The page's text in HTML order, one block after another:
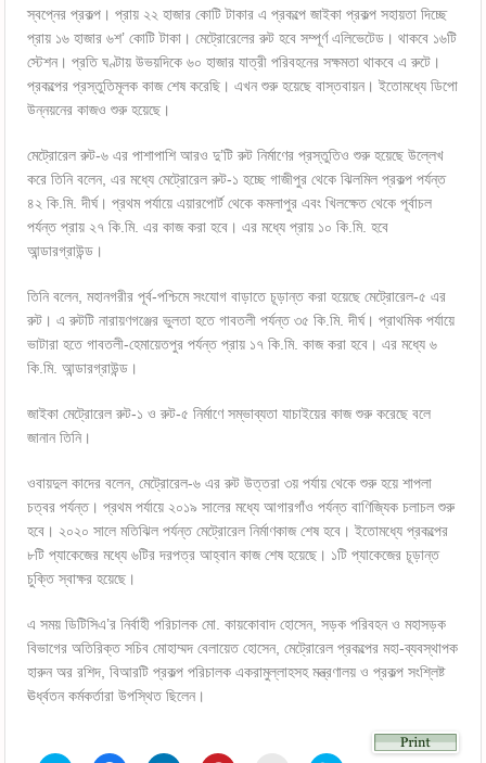
স্বপ্নের প্রকল্প। প্রায় ২২ হাজার কোটি টাকার এ প্রকল্পে জাইকা প্রকল্প সহায়তা দিচ্ছে
প্রায় ১৬ হাজার ৬শ’ কোটি টাকা। মেট্রোরেলের রুট হবে সম্পূর্ণ এলিভেটেড। থাকবে ১৬টি
স্টেশন। প্রতি ঘণ্টায় উভয়দিকে ৬০ হাজার যাত্রী পরিবহনের সক্ষমতা থাকবে এ রুটে।
প্রকল্পের প্রস্তুতিমূলক কাজ শেষ করেছি। এখন শুরু হয়েছে বাস্তবায়ন। ইতোমধ্যে ডিপো
উন্নয়নের কাজও শুরু হয়েছে।
মেট্রোরেল রুট-৬ এর পাশাপাশি আরও দু’টি রুট নির্মাণের প্রস্তুতিও শুরু হয়েছে উল্লেখ
করে তিনি বলেন, এর মধ্যে মেট্রোরেল রুট-১ হচ্ছে গাজীপুর থেকে ঝিলমিল প্রকল্প পর্যন্ত
৪২ কি.মি. দীর্ঘ। প্রথম পর্যায়ে এয়ারপোর্ট থেকে কমলাপুর এবং খিলক্ষেত থেকে পূর্বাচল
পর্যন্ত প্রায় ২৭ কি.মি. এর কাজ করা হবে। এর মধ্যে প্রায় ১০ কি.মি. হবে
আন্ডারগ্রাউন্ড।
তিনি বলেন, মহানগরীর পূর্ব-পশ্চিমে সংযোগ বাড়াতে চূড়ান্ত করা হয়েছে মেট্রোরেল-৫ এর
রুট। এ রুটটি নারায়ণগঞ্জের ভুলতা হতে গাবতলী পর্যন্ত ৩৫ কি.মি. দীর্ঘ। প্রাথমিক পর্যায়ে
ভাটারা হতে গাবতলী-হেমায়েতপুর পর্যন্ত প্রায় ১৭ কি.মি. কাজ করা হবে। এর মধ্যে ৬
কি.মি. আন্ডারগ্রাউন্ড।
জাইকা মেট্রোরেল রুট-১ ও রুট-৫ নির্মাণে সম্ভাব্যতা যাচাইয়ের কাজ শুরু করেছে বলে
জানান তিনি।
ওবায়দুল কাদের বলেন, মেট্রোরেল-৬ এর রুট উত্তরা ৩য় পর্যায় থেকে শুরু হয়ে শাপলা
চত্বর পর্যন্ত। প্রথম পর্যায়ে ২০১৯ সালের মধ্যে আগারগাঁও পর্যন্ত বাণিজ্যিক চলাচল শুরু
হবে। ২০২০ সালে মতিঝিল পর্যন্ত মেট্রোরেল নির্মাণকাজ শেষ হবে। ইতোমধ্যে প্রকল্পের
৮টি প্যাকেজের মধ্যে ৬টির দরপত্র আহ্বান কাজ শেষ হয়েছে। ১টি প্যাকেজের চূড়ান্ত
চুক্তি স্বাক্ষর হয়েছে।
এ সময় ডিটিসিএ’র নির্বাহী পরিচালক মো. কায়কোবাদ হোসেন, সড়ক পরিবহন ও মহাসড়ক
বিভাগের অতিরিক্ত সচিব মোহাম্মদ বেলায়েত হোসেন, মেট্রোরেল প্রকল্পের মহা-ব্যবস্থাপক
হারুন অর রশিদ, বিআরটি প্রকল্প পরিচালক একরামুল্লাহসহ মন্ত্রণালয় ও প্রকল্প সংশ্লিষ্ট
ঊর্ধ্বতন কর্মকর্তারা উপস্থিত ছিলেন।